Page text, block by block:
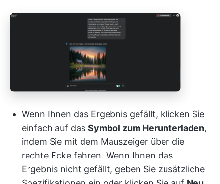
Wenn Ihnen das Ergebnis gefällt, klicken Sie
einfach auf das Symbol zum Herunterladen,
indem Sie mit dem Mauszeiger über die
rechte Ecke fahren. Wenn Ihnen das
Ergebnis nicht gefällt, geben Sie zusätzliche